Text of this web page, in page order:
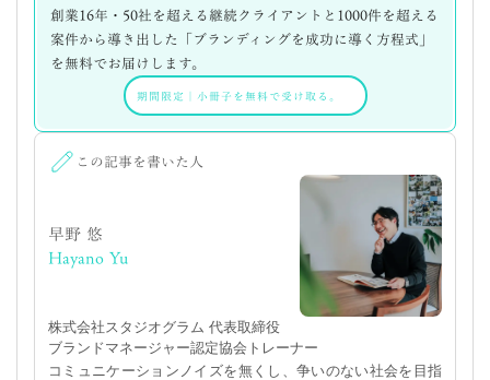
創業16年・50社を超える継続クライアントと1000件を超える
案件から導き出した「ブランディングを成功に導く方程式」
を無料でお届けします。
期間限定 ｜ 小冊子を無料で受け取る。
この記事を書いた人
早野 悠
Hayano Yu
株式会社スタジオグラム 代表取締役
ブランドマネージャー認定協会トレーナー
コミュニケーションノイズを無くし、争いのない社会を目指